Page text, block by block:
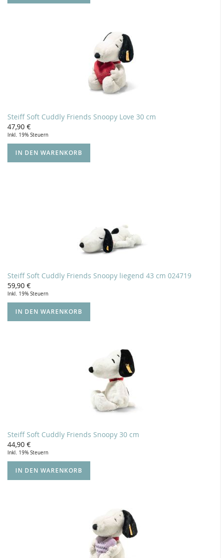
Steiff Soft Cuddly Friends Snoopy Love 30 cm
47,90 €
Inkl. 19% Steuern
IN DEN WARENKORB
Steiff Soft Cuddly Friends Snoopy liegend 43 cm 024719
59,90 €
Inkl. 19% Steuern
IN DEN WARENKORB
Steiff Soft Cuddly Friends Snoopy 30 cm
44,90 €
Inkl. 19% Steuern
IN DEN WARENKORB